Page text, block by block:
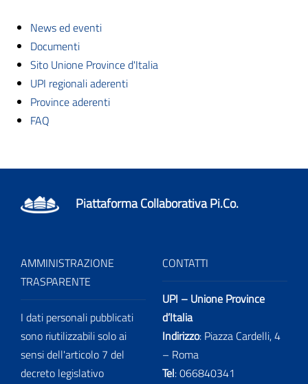
News ed eventi
Documenti
Sito Unione Province d'Italia
UPI regionali aderenti
Province aderenti
FAQ
Piattaforma Collaborativa Pi.Co.
AMMINISTRAZIONE
TRASPARENTE
I dati personali pubblicati
sono riutilizzabili solo ai
sensi dell'articolo 7 del
decreto legislativo
CONTATTI
UPI – Unione Province
d’Italia
Indirizzo: Piazza Cardelli, 4
– Roma
Tel:066840341